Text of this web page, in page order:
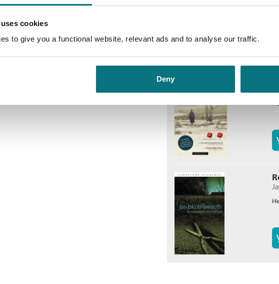
cookies
to give you a functional website, relevant ads and to analyse our traffic.
Deny